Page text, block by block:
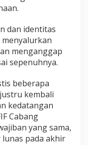
dan identitas
menganggap
sepenuhnya.
beberapa
kembali
kedatangan
Cabang
yang sama,
pada akhir